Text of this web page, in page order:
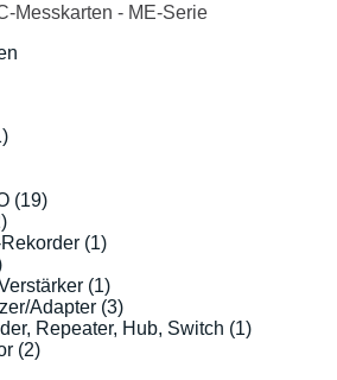
Messkarten - ME-Serie
(19)
(1)
(1)
Adapter (3)
Repeater, Hub, Switch (1)
(2)